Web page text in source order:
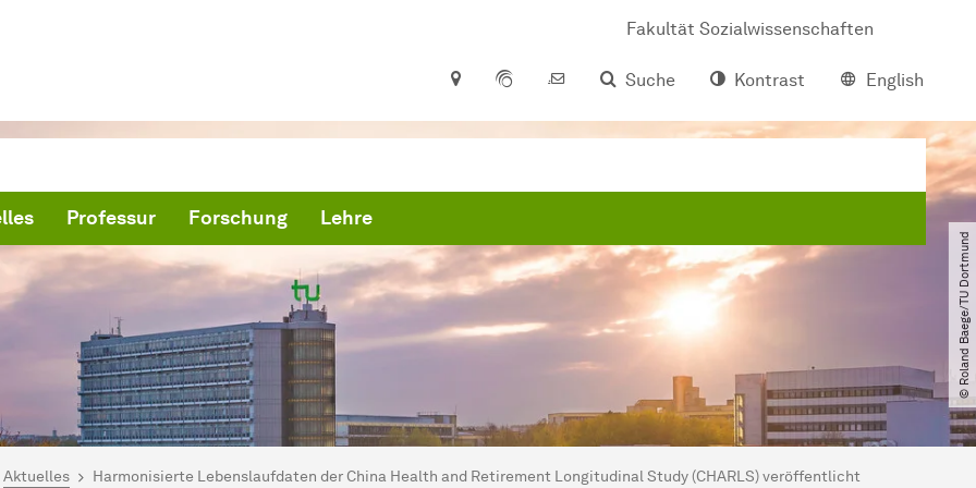
Fakultät Sozialwissenschaften
Suche
Kontrast English
Professur Forschung Lehre
© Roland Baege​/​TU Dortmund
hier:
Aktuelles Harmonisierte Lebenslaufdaten der China Health and Retirement Longitudinal Study (CHARLS) veröffentlicht